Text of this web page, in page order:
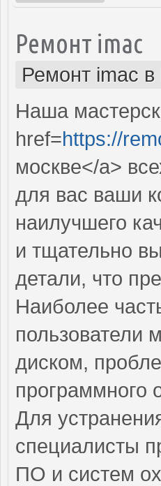
Ремонт imac
Ремонт imac
Наша
href=https://
москве</a>
для вас ваши
наилучшего
и тщательно
детали, что
Наиболее
пользователи
диском,
программного
Для
специалисты
ПО и систем